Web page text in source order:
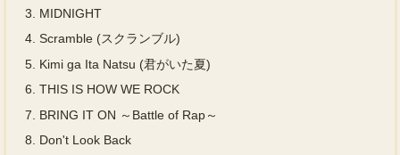
3.
MIDNIGHT
4. Scramble (スクランブル)
5. Kimi ga Ita Natsu (君がいた夏)
6. THIS IS HOW WE ROCK
7.
BRING IT ON ～Battle of Rap～
8.
Don't Look Back